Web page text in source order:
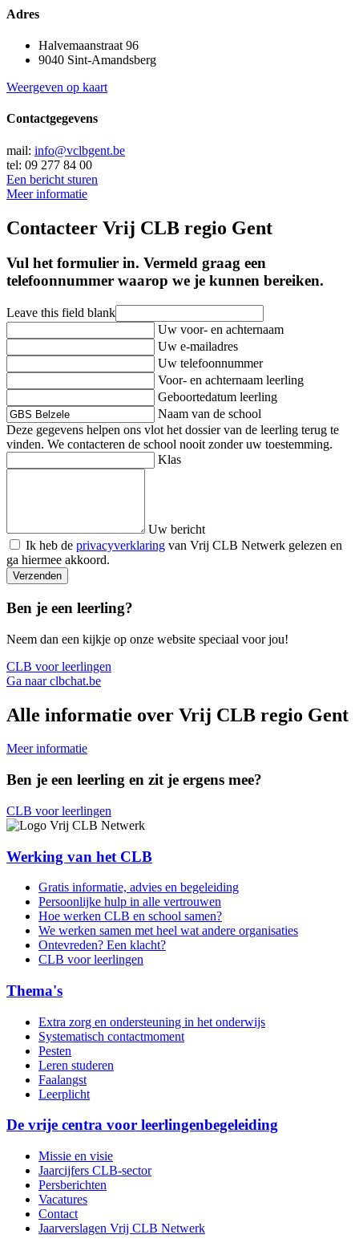
Adres
Halvemaanstraat 96
9040 Sint-Amandsberg
Weergeven op kaart
Contactgegevens
mail: info@vclbgent.be
tel: 09 277 84 00
Een bericht sturen
Meer informatie
Contacteer Vrij CLB regio Gent
Vul het formulier in. Vermeld graag een
telefoonnummer waarop we je kunnen bereiken.
Leave this field blank
Uw voor- en achternaam
Uw e-mailadres
Uw telefoonnummer
Voor- en achternaam leerling
Geboortedatum leerling
Naam van de school
Deze gegevens helpen ons vlot het dossier van de leerling terug te
vinden. We contacteren de school nooit zonder uw toestemming.
Klas
Uw bericht
Ik heb de privacyverklaring van Vrij CLB Netwerk gelezen en
ga hiermee akkoord.
Verzenden
Ben je een leerling?
Neem dan een kijkje op onze website speciaal voor jou!
CLB voor leerlingen
Ga naar clbchat.be
Alle informatie over Vrij CLB regio Gent
Meer informatie
Ben je een leerling en zit je ergens mee?
CLB voor leerlingen
Werking van het CLB
Gratis informatie, advies en begeleiding
Persoonlijke hulp in alle vertrouwen
Hoe werken CLB en school samen?
We werken samen met heel wat andere organisaties
Ontevreden? Een klacht?
CLB voor leerlingen
Thema's
Extra zorg en ondersteuning in het onderwijs
Systematisch contactmoment
Pesten
Leren studeren
Faalangst
Leerplicht
De vrije centra voor leerlingenbegeleiding
Missie en visie
Jaarcijfers CLB-sector
Persberichten
Vacatures
Contact
Jaarverslagen Vrij CLB Netwerk